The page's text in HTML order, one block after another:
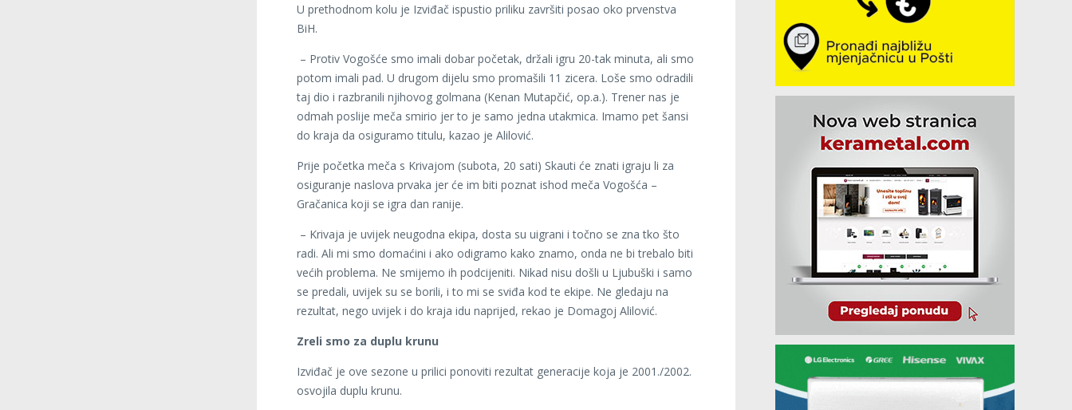
U prethodnom kolu je Izviđač ispustio priliku završiti posao oko prvenstva
BiH.
– Protiv Vogošće smo imali dobar početak, držali igru 20-tak minuta, ali smo
potom imali pad. U drugom dijelu smo promašili 11 zicera. Loše smo odradili
taj dio i razbranili njihovog golmana (Kenan Mutapčić, op.a.). Trener nas je
odmah poslije meča smirio jer to je samo jedna utakmica. Imamo pet šansi
do kraja da osiguramo titulu, kazao je Alilović.
Prije početka meča s Krivajom (subota, 20 sati) Skauti će znati igraju li za
osiguranje naslova prvaka jer će im biti poznat ishod meča Vogošća –
Gračanica koji se igra dan ranije.
– Krivaja je uvijek neugodna ekipa, dosta su uigrani i točno se zna tko što
radi. Ali mi smo domaćini i ako odigramo kako znamo, onda ne bi trebalo biti
većih problema. Ne smijemo ih podcijeniti. Nikad nisu došli u Ljubuški i samo
se predali, uvijek su se borili, i to mi se sviđa kod te ekipe. Ne gledaju na
rezultat, nego uvijek i do kraja idu naprijed, rekao je Domagoj Alilović.
Zreli smo za duplu krunu
Izviđač je ove sezone u prilici ponoviti rezultat generacije koja je 2001./2002.
osvojila duplu krunu.